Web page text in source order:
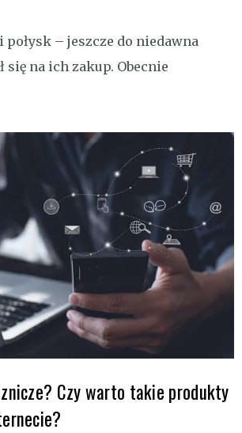
– jeszcze do niedawna
się na ich zakup. Obecnie
Czy warto takie produkty